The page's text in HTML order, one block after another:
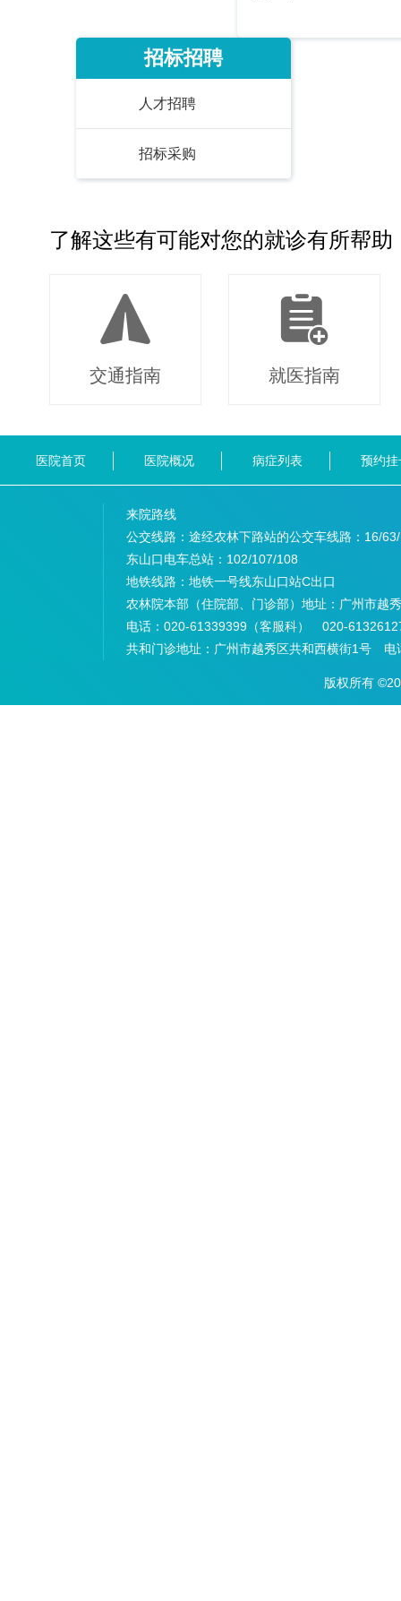
招标招聘
人才招聘
招标采购
了解这些有可能对您的就诊有所帮助
交通指南 就医指南
医院首页 医院概况 病症列表 预约挂
来院路线
公交线路：途经农林下路站的公交车线路： 16/
东山口电车总站： 102/107/108
地铁线路： 地铁一号线东山口站C出口
农林院本部（住院部、门诊部）地址： 广州市越
电话： 020-61339399（客服科） 020-
共和门诊地址： 广州市越秀区共和西横街1号 电
版权所有